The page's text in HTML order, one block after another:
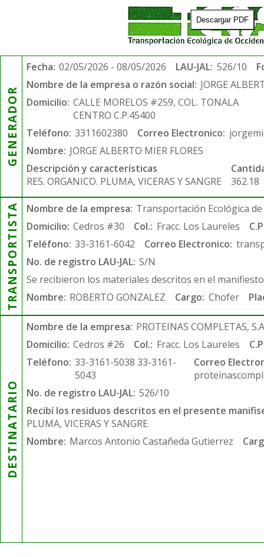
Descargar PDF
GENERADOR
Fecha: 02/05/2026 - 08/05/2026 LAU-JAL: 526/10
Nombre de la empresa o razón social: JORGE
Domicilio: CALLE MORELOS #259, COL. TONALA
CENTRO C.P.45400
Teléfono: 3311602380 Correo Electronico:
Nombre: JORGE ALBERTO MIER FLORES
Descripción y características
RES. ORGANICO. PLUMA, VICERAS Y SANGRE
362.18
TRANSPORTISTA Nombre de la empresa: Transportación Ecológica de
Domicilio: Cedros #30 Col.: Fracc. Los Laureles
Teléfono: 33-3161-6042 Correo Electronico:
No. de registro LAU-JAL: S/N
Se recibieron los materiales descritos en el
Nombre: ROBERTO GONZALEZ Cargo: Chofer
DESTINATARIO
Nombre de la empresa: PROTEINAS COMPLETAS,
Domicilio: Cedros #26 Col.: Fracc. Los Laureles
Teléfono: 33-3161-5038 33-3161-
5043
Correo
No. de registro LAU-JAL: 526/10
Recibí los residuos descritos en el presente
PLUMA, VICERAS Y SANGRE
Nombre: Marcos Antonio Castañeda Gutierrez